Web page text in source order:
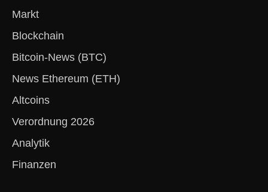
Markt
Blockchain
Bitcoin-News (BTC)
News Ethereum (ETH)
Altcoins
Verordnung 2026
Analytik
Finanzen